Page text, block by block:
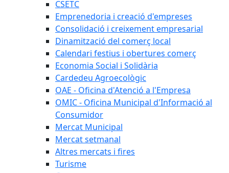
CSETC
Emprenedoria i creació d'empreses
Consolidació i creixement empresarial
Dinamització del comerç local
Calendari festius i obertures comerç
Economia Social i Solidària
Cardedeu Agroecològic
OAE - Oficina d'Atenció a l'Empresa
OMIC - Oficina Municipal d'Informació al
Consumidor
Mercat Municipal
Mercat setmanal
Altres mercats i fires
Turisme